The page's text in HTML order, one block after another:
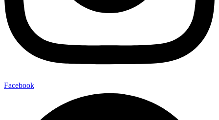
Facebook